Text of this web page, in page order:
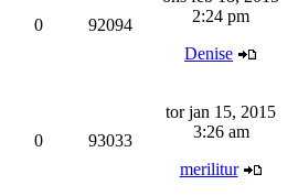
0 92094
2:24 pm
Denise
0 93033
tor jan 15, 2015
3:26 am
merilitur